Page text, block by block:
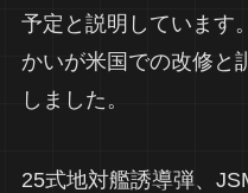
予定と説明しています
かいが米国での改修と
しました。
25式地対艦誘導弾、